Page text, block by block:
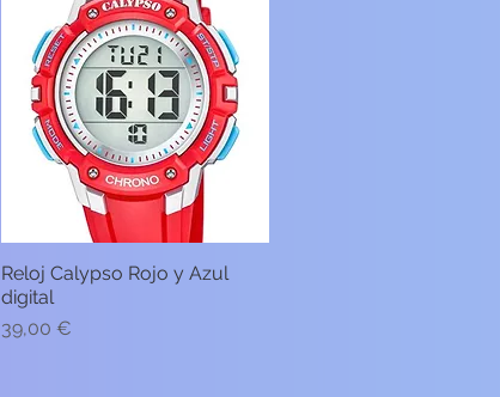
Vista rápida
Reloj Calypso Rojo y Azul
digital
Precio
39,00 €